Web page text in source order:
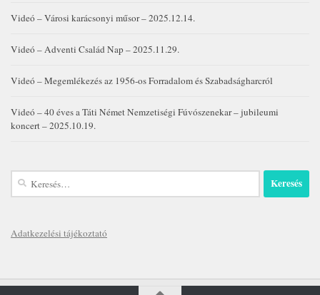
Videó – Városi karácsonyi műsor – 2025.12.14.
Videó – Adventi Család Nap – 2025.11.29.
Videó – Megemlékezés az 1956-os Forradalom és Szabadságharcról
Videó – 40 éves a Táti Német Nemzetiségi Fúvószenekar – jubileumi
koncert – 2025.10.19.
Keresés:
Adatkezelési tájékoztató